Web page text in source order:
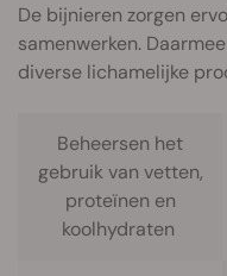
De bijnieren zorgen
samenwerken.
diverse lichamelijke
Beheersen het
gebruik van vetten,
proteïnen en
koolhydraten